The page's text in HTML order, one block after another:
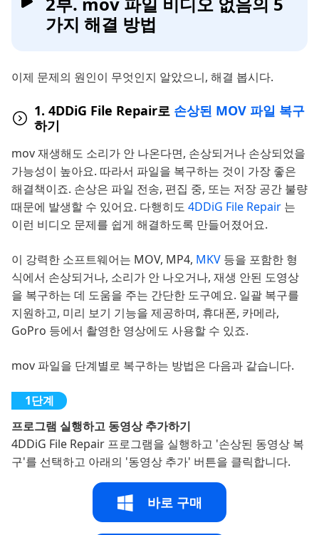
가지 해결 방법
이제 문제의 원인이 무엇인지 알았으니, 해결 봅시다.
1. 4DDiG File Repair로 손상된 MOV 파일 복구
하기
mov 재생해도 소리가 안 나온다면, 손상되거나 손상되었을
가능성이 높아요. 따라서 파일을 복구하는 것이 가장 좋은
해결책이죠. 손상은 파일 전송, 편집 중, 또는 저장 공간 불량
때문에 발생할 수 있어요. 다행히도 4DDiG File Repair 는
이런 비디오 문제를 쉽게 해결하도록 만들어졌어요.
이 강력한 소프트웨어는 MOV, MP4, MKV 등을 포함한 형
식에서 손상되거나, 소리가 안 나오거나, 재생 안된 도영상
을 복구하는 데 도움을 주는 간단한 도구예요. 일괄 복구를
지원하고, 미리 보기 기능을 제공하며, 휴대폰, 카메라,
GoPro 등에서 촬영한 영상에도 사용할 수 있죠.
mov 파일을 단계별로 복구하는 방법은 다음과 같습니다.
프로그램 실행하고 동영상 추가하기
4DDiG File Repair 프로그램을 실행하고 '손상된 동영상 복
구'를 선택하고 아래의 '동영상 추가' 버튼을 클릭합니다.
바로 구매